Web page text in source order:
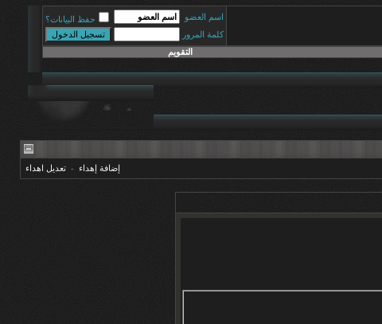
اسم العضو
حفظ البيانات؟
كلمة المرور
التقويم
إضافة إهداء - تعديل اهداء